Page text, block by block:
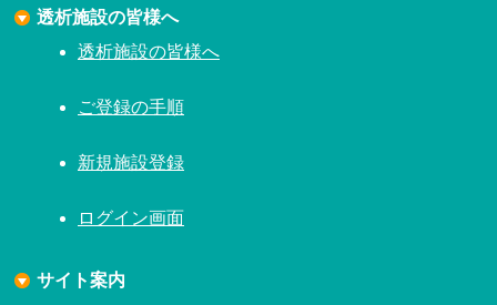
透析施設の皆様へ
透析施設の皆様へ
ご登録の手順
新規施設登録
ログイン画面
サイト案内